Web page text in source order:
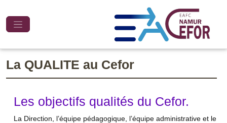
La QUALITE au Cefor
Les objectifs qualités du Cefor.
La Direction, l’équipe pédagogique, l’équipe administrative et le